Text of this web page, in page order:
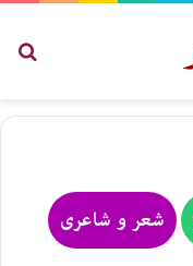
شعر و شاعری